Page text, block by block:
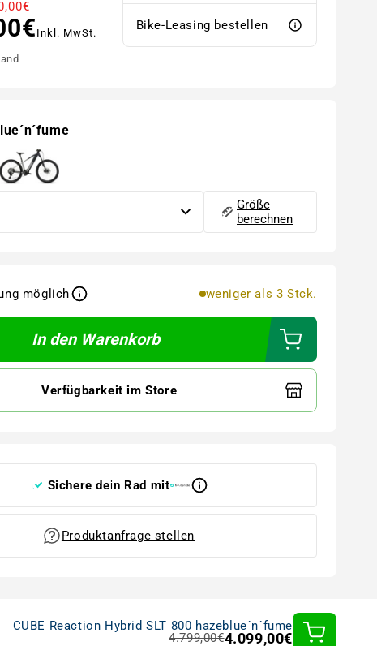
Inkl. MwSt.
Bike-Leasing bestellen
Größe
berechnen
möglich weniger als 3 Stck.
In den Warenkorb
Verfügbarkeit im Store
Sichere dein Rad mit
Produktanfrage stellen
CUBE Reaction Hybrid SLT 800 hazeblue´n´fume
4.799,00€4.099,00€